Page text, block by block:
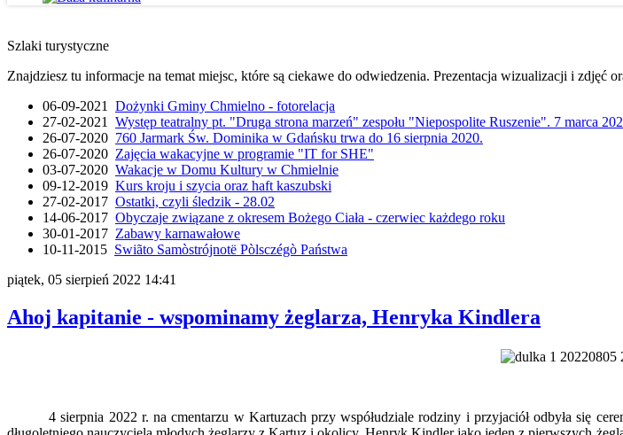
Szlaki turystyczne
Znajdziesz tu informacje na temat miejsc, które są ciekawe do odwiedzenia. Prezentacja wizualizacji i
06-09-2021 Dożynki Gminy Chmielno - fotorelacja
27-02-2021 Występ teatralny pt. "Druga strona marzeń" zespołu "Niepospolite Ruszenie". 7 marca
26-07-2020 760 Jarmark Św. Dominika w Gdańsku trwa do 16 sierpnia 2020.
26-07-2020 Zajęcia wakacyjne w programie "IT for SHE"
03-07-2020 Wakacje w Domu Kultury w Chmielnie
09-12-2019 Kurs kroju i szycia oraz haft kaszubski
27-02-2017 Ostatki, czyli śledzik - 28.02
14-06-2017 Obyczaje związane z okresem Bożego Ciała - czerwiec każdego roku
30-01-2017 Zabawy karnawałowe
10-11-2015 Swiãto Samòstrójnotë Pòlsczégò Państwa
piątek, 05 sierpień 2022 14:41
Ahoj kapitanie - wspominamy żeglarza, Henryka Kindlera
4 sierpnia 2022 r. na cmentarzu w Kartuzach przy współudziale rodziny i przyjaciół odbyła się